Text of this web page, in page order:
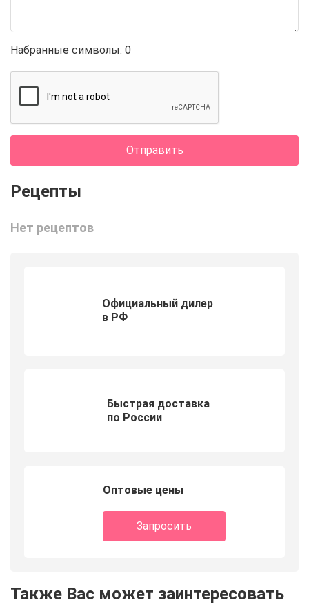
Набранные символы: 0
Отправить
Нет рецептов
Официальный дилер
в РФ
Быстрая доставка
по России
Оптовые цены
Запросить
Также Вас может заинтересовать